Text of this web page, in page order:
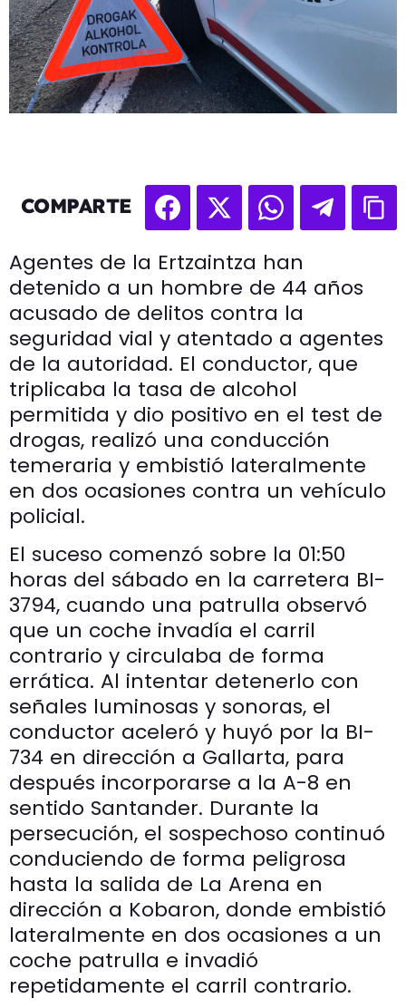
COMPARTE
Agentes de la Ertzaintza han
detenido a un hombre de 44 años
acusado de delitos contra la
seguridad vial y atentado a agentes
de la autoridad. El conductor, que
triplicaba la tasa de alcohol
permitida y dio positivo en el test de
drogas, realizó una conducción
temeraria y embistió lateralmente
en dos ocasiones contra un vehículo
policial.
El suceso comenzó sobre la 01:50
horas del sábado en la carretera BI-
3794, cuando una patrulla observó
que un coche invadía el carril
contrario y circulaba de forma
errática. Al intentar detenerlo con
señales luminosas y sonoras, el
conductor aceleró y huyó por la BI-
734 en dirección a Gallarta, para
después incorporarse a la A-8 en
sentido Santander. Durante la
persecución, el sospechoso continuó
conduciendo de forma peligrosa
hasta la salida de La Arena en
dirección a Kobaron, donde embistió
lateralmente en dos ocasiones a un
coche patrulla e invadió
repetidamente el carril contrario.